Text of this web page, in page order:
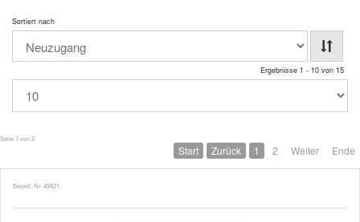
Sortiert nach
Ergebnisse 1 - 10 von 15
Seite 1 von 2
Start Zurück 1 2 Weiter Ende
Bestell-Nr. 49421